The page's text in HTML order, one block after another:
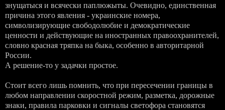
знущатыся и всячески паплюжыты. Очевидно, единственная
причина этого явления - украинские номера,
символизирующие свободолюбие и демократические
ценности и действующие на иностранных правоохранителей,
словно красная тряпка на быка, особенно в авторитарной
России.
А решение-то у задачки простое.
Стоит всего лишь помнить, что при пересечении границы в
любом направлении скоростной режим, разметка, дорожные
знаки, правила парковки и сигналы светофора становятся